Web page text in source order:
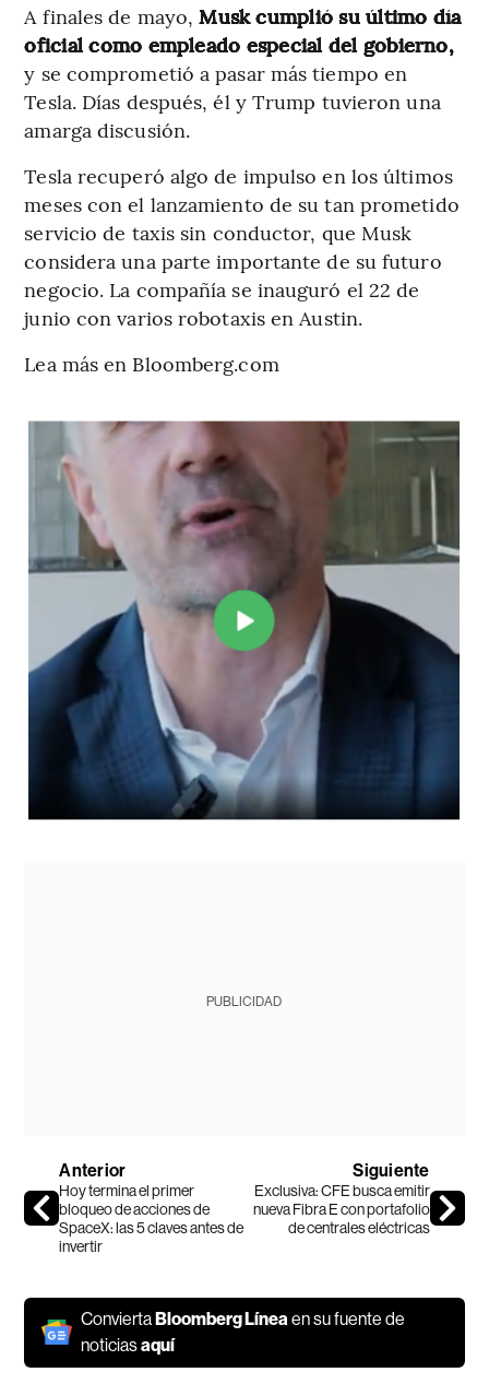
A finales de mayo,Musk cumplió su último día
oficial como empleado especial del gobierno,
y se comprometió a pasar más tiempo en
Tesla. Días después, él y Trump tuvieron una
amarga discusión.
Tesla recuperó algo de impulso en los últimos
meses con el lanzamiento de su tan prometido
servicio de taxis sin conductor, que Musk
considera una parte importante de su futuro
negocio. La compañía se inauguró el 22 de
junio con varios robotaxis en Austin.
Lea más en Bloomberg.com
PUBLICIDAD
Anterior
Hoy termina el primer
bloqueo de acciones de
SpaceX: las 5 claves antes de
invertir
Siguiente
Exclusiva: CFE busca emitir
nueva Fibra E con portafolio
de centrales eléctricas
ConviertaBloomberg Línea en su fuente de
noticiasaquí